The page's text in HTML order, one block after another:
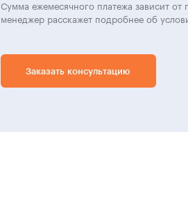
Сумма ежемесячного платежа зависит от
менеджер расскажет подробнее об
Заказать консультацию